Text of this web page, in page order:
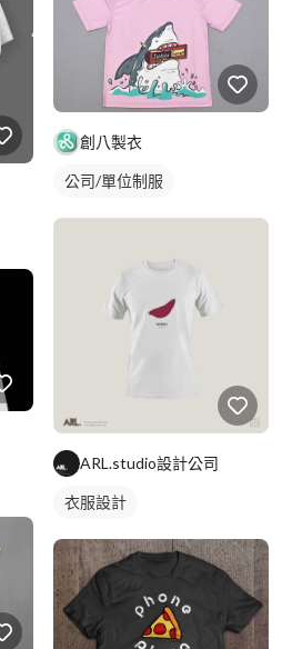
創八製衣
公司/單位制服
ARL.studio設計公司
衣服設計